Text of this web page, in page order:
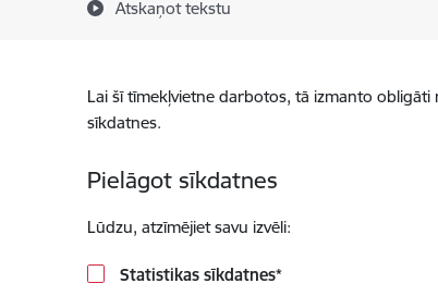
Atskaņot tekstu
Lai šī tīmekļvietne darbotos, tā izmanto
sīkdatnes.
Pielāgot sīkdatnes
Lūdzu, atzīmējiet savu izvēli:
Statistikas sīkdatnes*